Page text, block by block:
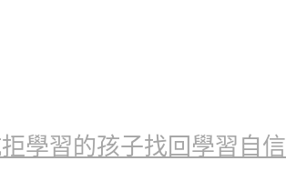
學習的孩子找回學習自信